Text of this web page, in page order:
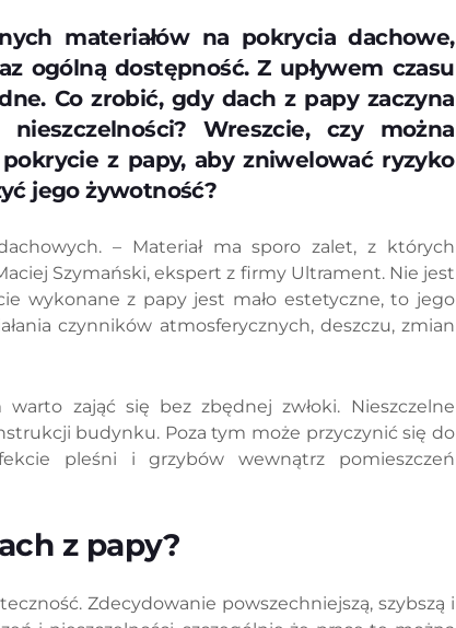
materiałów na pokrycia dachowe,
ogólną dostępność. Z upływem czasu
Co zrobić, gdy dach z papy zaczyna
Wreszcie, czy można
z papy, aby zniwelować ryzyko
jego żywotność?
– Materiał ma sporo zalet, z których
Szymański, ekspert z firmy Ultrament. Nie jest
wykonane z papy jest mało estetyczne, to jego
czynników atmosferycznych, deszczu, zmian
zająć się bez zbędnej zwłoki. Nieszczelne
budynku. Poza tym może przyczynić się do
pleśni i grzybów wewnątrz pomieszczeń
z papy?
Zdecydowanie powszechniejszą, szybszą i